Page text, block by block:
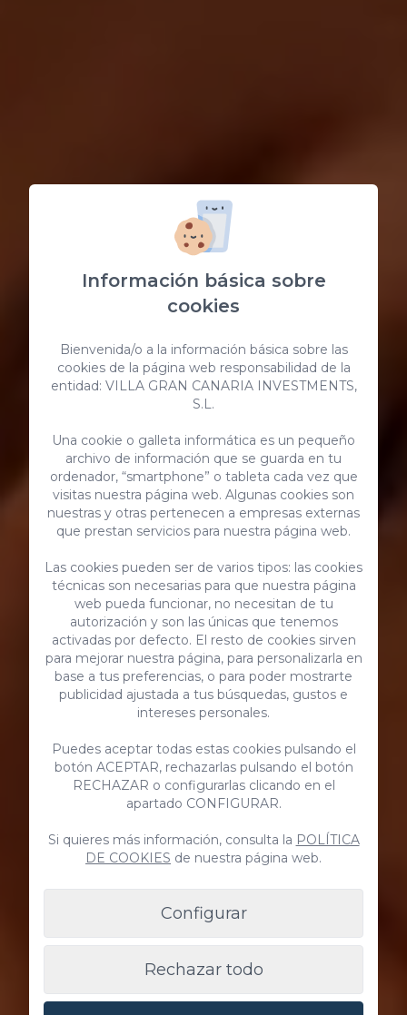
Servicios Premium para tu
estancia
Información básica sobre
cookies
Bienvenida/o a la información básica sobre las
cookies de la página web responsabilidad de la
entidad: VILLA GRAN CANARIA INVESTMENTS,
S.L.
Una cookie o galleta informática es un pequeño
archivo de información que se guarda en tu
ordenador, “smartphone” o tableta cada vez que
visitas nuestra página web. Algunas cookies son
nuestras y otras pertenecen a empresas externas
que prestan servicios para nuestra página web.
Las cookies pueden ser de varios tipos: las cookies
técnicas son necesarias para que nuestra página
web pueda funcionar, no necesitan de tu
autorización y son las únicas que tenemos
activadas por defecto. El resto de cookies sirven
para mejorar nuestra página, para personalizarla en
base a tus preferencias, o para poder mostrarte
publicidad ajustada a tus búsquedas, gustos e
intereses personales.
Puedes aceptar todas estas cookies pulsando el
botón ACEPTAR, rechazarlas pulsando el botón
RECHAZAR o configurarlas clicando en el
apartado CONFIGURAR.
Si quieres más información, consulta la POLÍTICA
DE COOKIES de nuestra página web.
Configurar
Rechazar todo